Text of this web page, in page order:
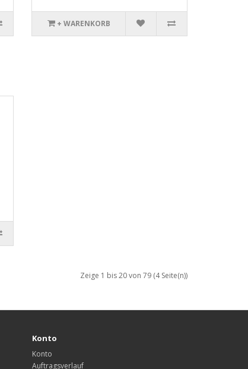
+ WARENKORB
Zeige 1 bis 20 von 79 (4 Seite(n))
Konto
Konto
Auftragsverlauf